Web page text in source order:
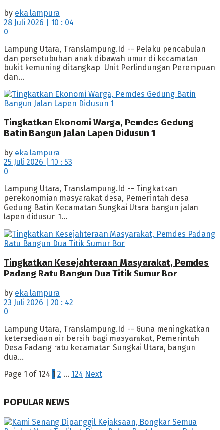
by eka lampura
28 Juli 2026 | 10 : 04
0
Lampung Utara, Translampung.Id -- Pelaku pencabulan
dan persetubuhan anak dibawah umur di kecamatan
bukit kemuning ditangkap Unit Perlindungan Perempuan
dan...
Tingkatkan Ekonomi Warga, Pemdes Gedung
Batin Bangun Jalan Lapen Didusun 1
by eka lampura
25 Juli 2026 | 10 : 53
0
Lampung Utara, Translampung.Id -- Tingkatkan
perekonomian masyarakat desa, Pemerintah desa
Gedung Batin Kecamatan Sungkai Utara bangun jalan
lapen didusun 1...
Tingkatkan Kesejahteraan Masyarakat, Pemdes
Padang Ratu Bangun Dua Titik Sumur Bor
by eka lampura
23 Juli 2026 | 20 : 42
0
Lampung Utara, Translampung.Id -- Guna meningkatkan
ketersediaan air bersih bagi masyarakat, Pemerintah
Desa Padang ratu kecamatan Sungkai Utara, bangun
dua...
Page 1 of 124 1 2 … 124 Next
POPULAR NEWS